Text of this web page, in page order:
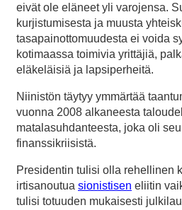
eivät ole eläneet yli varojensa.
kurjistumisesta ja muusta
tasapainottomuudesta ei voida
kotimaassa toimivia yrittäjiä,
eläkeläisiä ja lapsiperheitä.
Niinistön täytyy ymmärtää
vuonna 2008 alkaneesta
matalasuhdanteesta, joka oli
finanssikriisistä.
Presidentin tulisi olla rehellinen
irtisanoutua sionistisen eliitin
tulisi totuuden mukaisesti